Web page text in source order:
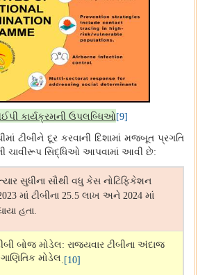
કાર્યક્રમની ઉપલબ્ધિઓ [9]
ટીબીને દૂર કરવાની દિશામાં મજબૂત પ્રગતિ
ચાવીરૂપ સિદ્ધિઓ આપવામાં આવી છે:
સુધીના સૌથી વધુ કેસ નોટિફિકેશન
માં ટીબીના 25.5 લાખ અને 2024 માં
હતા.
બોજ મોડેલ: રાજ્યવાર ટીબીના અંદાજ
મોડેલ. [10]